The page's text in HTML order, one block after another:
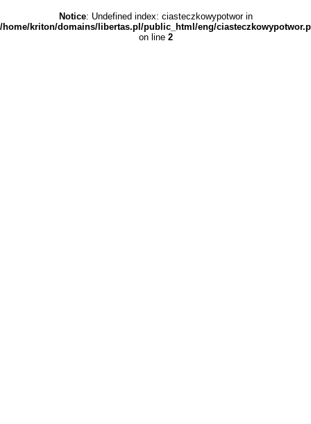
Notice: Undefined index: ciasteczkowypotwor in
/home/kriton/domains/libertas.pl/public_html/eng/
on line 2